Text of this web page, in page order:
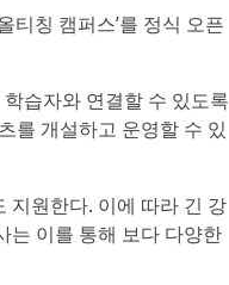
티칭 캠퍼스’를 정식 오픈
습자와 연결할 수 있도록
를 개설하고 운영할 수 있
지원한다. 이에 따라 긴 강
는 이를 통해 보다 다양한